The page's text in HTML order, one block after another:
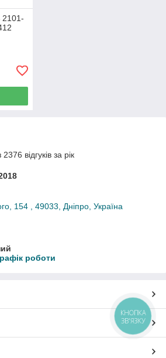
2101-
відгуків за рік
154 , 49033, Дніпро, Україна
роботи
КНОПКА
ЗВ'ЯЗКУ